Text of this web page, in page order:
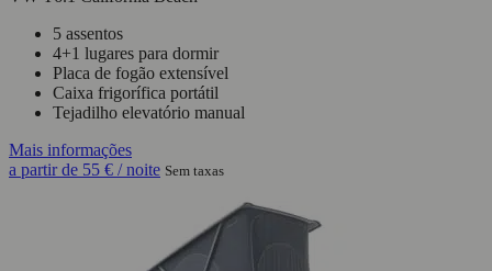
5 assentos
4+1 lugares para dormir
Placa de fogão extensível
Caixa frigorífica portátil
Tejadilho elevatório manual
Mais informações
a partir de 55 € / noite Sem taxas